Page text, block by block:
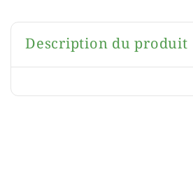
Description du produit